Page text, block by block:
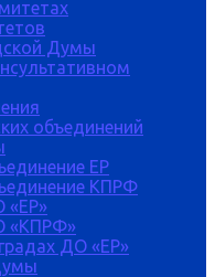
Думы
объединений
ЕР
КПРФ
«ЕР»
«КПРФ»
ДО «ЕР»